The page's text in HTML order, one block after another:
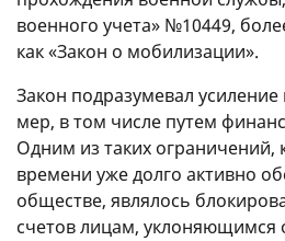
военного учета» №10449,
как «Закон о мобилизации».
Закон подразумевал
мер, в том числе путем
Одним из таких ограничений,
времени уже долго активно
обществе, являлось
счетов лицам, уклоняющимся